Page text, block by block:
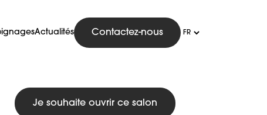
Actualités Contactez-nous
Je souhaite ouvrir ce salon